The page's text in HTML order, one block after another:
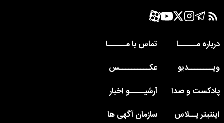
درباره مــــــا
تماس با مــــــا
ویــــــــدیو
عکــــــــــس
پادکست و صدا
آرشیـــــو اخبار
اینتیتر پــلاس
سازمان آگهی ها